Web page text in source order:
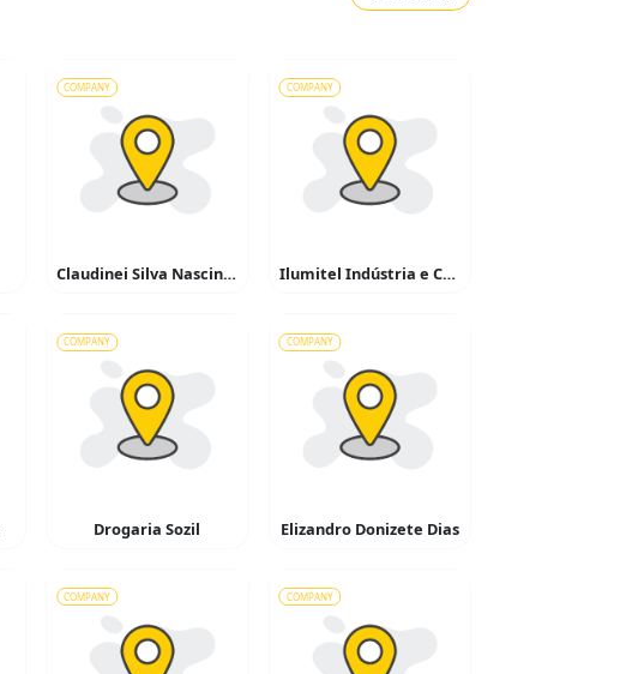
COMPANY
Claudinei Silva Nascinto
COMPANY
Ilumitel Indústria e Comércio de Materiais Elétricos
COMPANY
Drogaria Sozil
COMPANY
Elizandro Donizete Dias
COMPANY COMPANY